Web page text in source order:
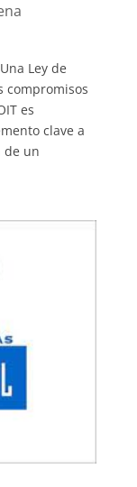
Ley de
compromisos
es
clave a
de un